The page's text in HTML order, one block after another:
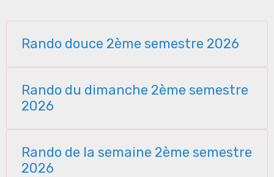
Rando douce 2ème semestre 2026
Rando du dimanche 2ème semestre
2026
Rando de la semaine 2ème semestre
2026